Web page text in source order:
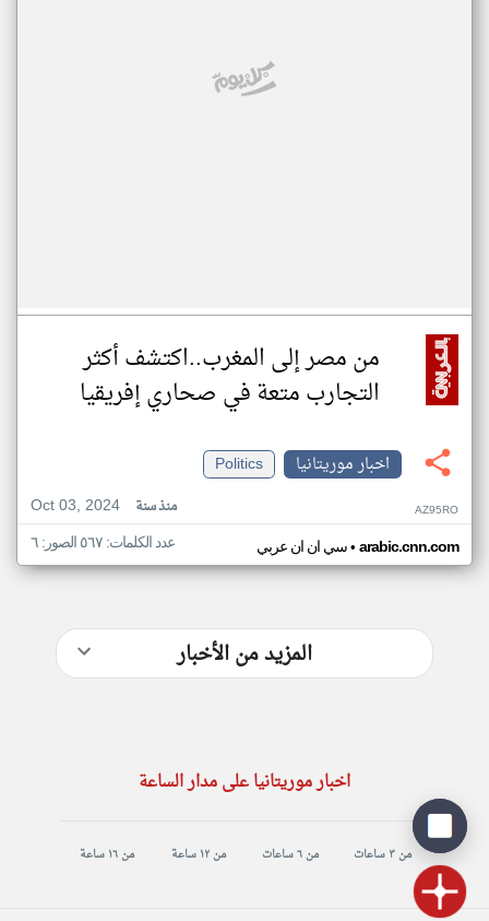
من مصر إلى المغرب..اكتشف أكثر
التجارب متعة في صحاري إفريقيا
اخبار موريتانيا
Politics
Oct 03, 2024
منذ سنة AZ95RO
سي ان ان عربي• arabic.cnn.com عدد الكلمات: ٥٦٧ الصور: ٦
المزيد من الأخبار
اخبار موريتانيا على مدار الساعة
من ٣ ساعات من ٦ ساعات من ١٢ ساعة من ١٦ ساعة